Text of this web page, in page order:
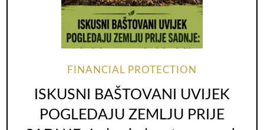
FINANCIAL PROTECTION
ISKUSNI BAŠTOVANI UVIJEK
POGLEDAJU ZEMLJU PRIJE